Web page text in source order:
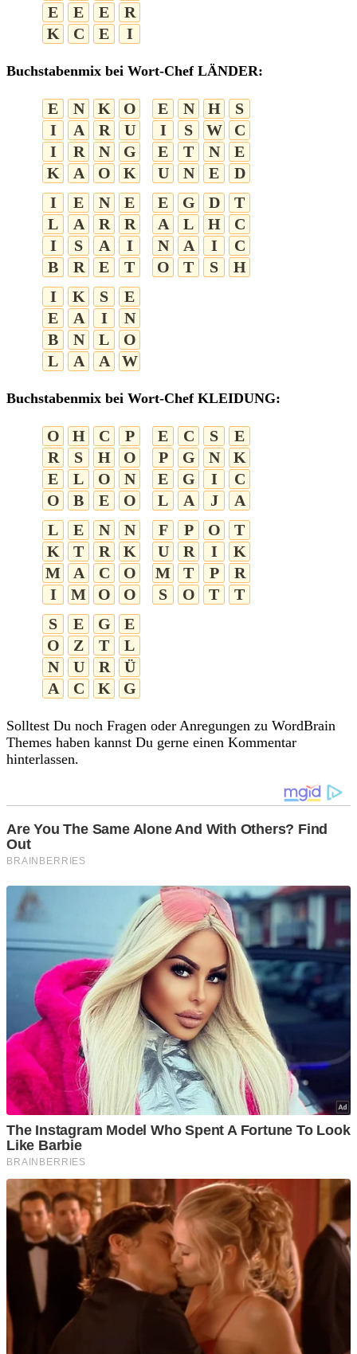
E
E E
R
K
C E I
Buchstabenmix bei Wort-Chef LÄNDER:
E N K
O
I
A R
U
I
R N
G
K
A O K
E N H
S
I
S W
C
E
T N
E
U
N E
D
I
E N
E
L
A R
R
I
S A
I
B
R E T
E G D
T
A
L H
C
N
A I
C
O
T S
H
I
K S
E
E
A I
N
B
N L
O
L
A A W
Buchstabenmix bei Wort-Chef KLEIDUNG:
O H C
P
R
S H
O
E
L O
N
O
B E O
E C S
E
P
G N
K
E
G I
C
L
A J
A
L
E N
N
K
T R
K
M
A C
O
I
M O O
F P O
T
U
R I
K
M
T P
R
S
O T
T
S
E G
E
O
Z T
L
N
U R
Ü
A
C K G
Solltest Du noch Fragen oder Anregungen zu WordBrain
Themes haben kannst Du gerne einen Kommentar
hinterlassen.